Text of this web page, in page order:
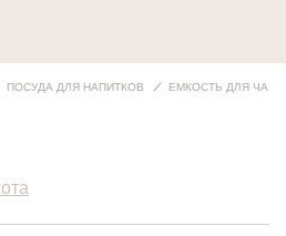
ПОСУДА ДЛЯ НАПИТКОВ ЕМКОСТЬ ДЛЯ ЧАЯ